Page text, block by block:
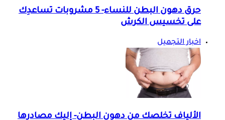
حرق دهون البطن للنساء- 5 مشروبات تساعدِك
على تخسيس الكرش
اخبار التجميل
الألياف تخلصك من دهون البطن- إليك مصادرها